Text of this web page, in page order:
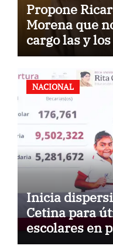
Propone
Morena que
cargo las y
quieren
NACIONAL
Inicia
Cetina para
escolares en
Claudia